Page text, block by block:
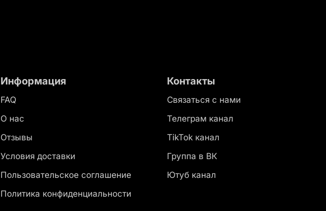
Информация
FAQ
О нас
Отзывы
Условия доставки
Пользовательское соглашение
Политика конфиденциальности
Контакты
Связаться с нами
Телеграм канал
TikTok канал
Группа в ВК
Ютуб канал